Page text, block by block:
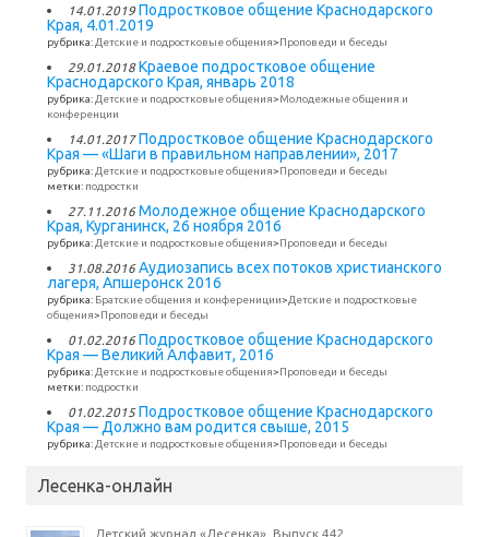
14.01.2019 Подростковое общение Краснодарского
Края, 4.01.2019
рубрика: Детские и подростковые общения>Проповеди и беседы
29.01.2018 Краевое подростковое общение
Краснодарского Края, январь 2018
рубрика: Детские и подростковые общения>Молодежные общения и
конференции
14.01.2017 Подростковое общение Краснодарского
Края — «Шаги в правильном направлении», 2017
рубрика: Детские и подростковые общения>Проповеди и беседы
метки: подростки
27.11.2016 Молодежное общение Краснодарского
Края, Курганинск, 26 ноября 2016
рубрика: Детские и подростковые общения>Проповеди и беседы
31.08.2016 Аудиозапись всех потоков христианского
лагеря, Апшеронск 2016
рубрика: Братские общения и конферениции>Детские и подростковые
общения>Проповеди и беседы
01.02.2016 Подростковое общение Краснодарского
Края — Великий Алфавит, 2016
рубрика: Детские и подростковые общения>Проповеди и беседы
метки: подростки
01.02.2015 Подростковое общение Краснодарского
Края — Должно вам родится свыше, 2015
рубрика: Детские и подростковые общения>Проповеди и беседы
Лесенка-онлайн
Детский журнал «Лесенка». Выпуск 442.